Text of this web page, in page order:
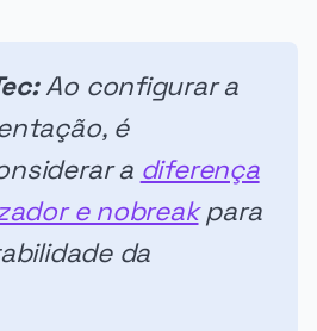
Ao configurar a
é
a diferença
e nobreakpara
da